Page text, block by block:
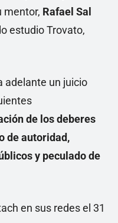
mentor, Rafael Sal
estudio Trovato,
adelante un juicio
de los deberes
de autoridad,
y peculado de